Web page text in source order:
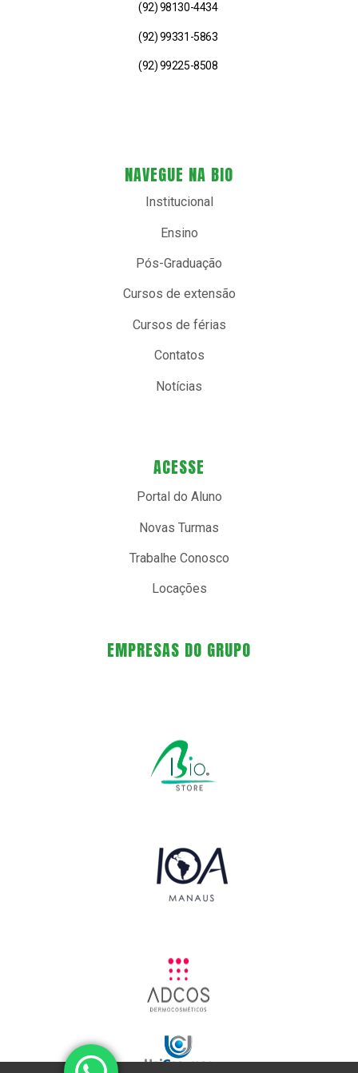
(92) 98130-4434
(92) 99331-5863
(92) 99225-8508
NAVEGUE NA BIO
Institucional
Ensino
Pós-Graduação
Cursos de extensão
Cursos de férias
Contatos
Notícias
ACESSE
Portal do Aluno
Novas Turmas
Trabalhe Conosco
Locações
EMPRESAS DO GRUPO